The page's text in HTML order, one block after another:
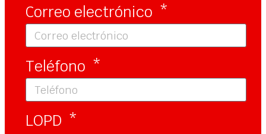
Correo electrónico
Teléfono
LOPD